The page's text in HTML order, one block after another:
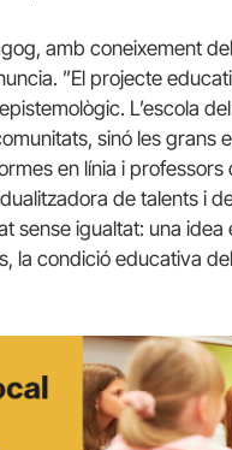
amb coneixement
”El projecte
L’escola
sinó les grans
en línia i
de talents i
sense igualtat: una
la condició educativa